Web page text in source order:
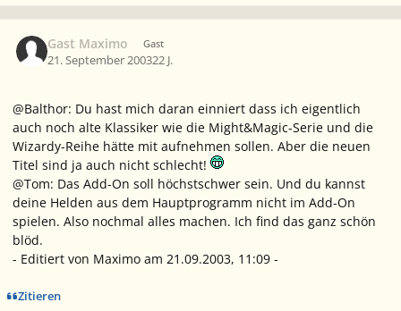
Gast Maximo Gast
21. September 200322 J.
@Balthor: Du hast mich daran einniert dass ich eigentlich
auch noch alte Klassiker wie die Might&Magic-Serie und die
Wizardy-Reihe hätte mit aufnehmen sollen. Aber die neuen
Titel sind ja auch nicht schlecht!
@Tom: Das Add-On soll höchstschwer sein. Und du kannst
deine Helden aus dem Hauptprogramm nicht im Add-On
spielen. Also nochmal alles machen. Ich find das ganz schön
blöd.
- Editiert von Maximo am 21.09.2003, 11:09 -
Zitieren